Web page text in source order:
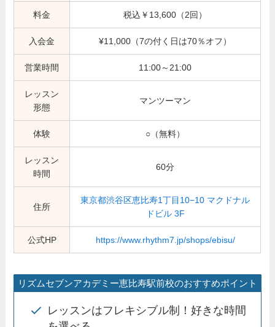
料金 税込￥13,600（2回）
入会金 ¥11,000（7の付く日は70％オフ）
営業時間 11:00～21:00
レッスン
形態
マンツーマン
体験 ○（無料）
レッスン
時間
60分
住所
東京都渋谷区恵比寿1丁目10−10 マクドナル
ドビル 3F
公式HP https://www.rhythm7.jp/shops/ebisu/
リズムセブンアカデミー恵比寿駅前校のおすすめポイント
レッスンはフレキシブル制！好きな時間